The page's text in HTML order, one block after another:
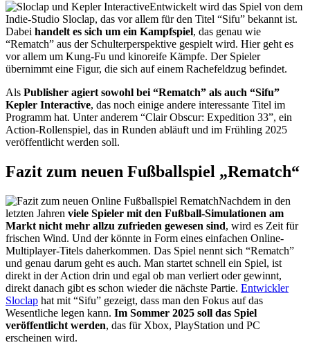
Entwickelt wird das Spiel von dem
Indie-Studio Sloclap, das vor allem für den Titel “Sifu” bekannt ist.
Dabei handelt es sich um ein Kampfspiel, das genau wie
“Rematch” aus der Schulterperspektive gespielt wird. Hier geht es
vor allem um Kung-Fu und kinoreife Kämpfe. Der Spieler
übernimmt eine Figur, die sich auf einem Rachefeldzug befindet.
Als Publisher agiert sowohl bei “Rematch” als auch “Sifu”
Kepler Interactive, das noch einige andere interessante Titel im
Programm hat. Unter anderem “Clair Obscur: Expedition 33”, ein
Action-Rollenspiel, das in Runden abläuft und im Frühling 2025
veröffentlicht werden soll.
Fazit zum neuen Fußballspiel „Rematch“
Nachdem in den
letzten Jahren viele Spieler mit den Fußball-Simulationen am
Markt nicht mehr allzu zufrieden gewesen sind, wird es Zeit für
frischen Wind. Und der könnte in Form eines einfachen Online-
Multiplayer-Titels daherkommen. Das Spiel nennt sich “Rematch”
und genau darum geht es auch. Man startet schnell ein Spiel, ist
direkt in der Action drin und egal ob man verliert oder gewinnt,
direkt danach gibt es schon wieder die nächste Partie. Entwickler
Sloclap hat mit “Sifu” gezeigt, dass man den Fokus auf das
Wesentliche legen kann. Im Sommer 2025 soll das Spiel
veröffentlicht werden, das für Xbox, PlayStation und PC
erscheinen wird.